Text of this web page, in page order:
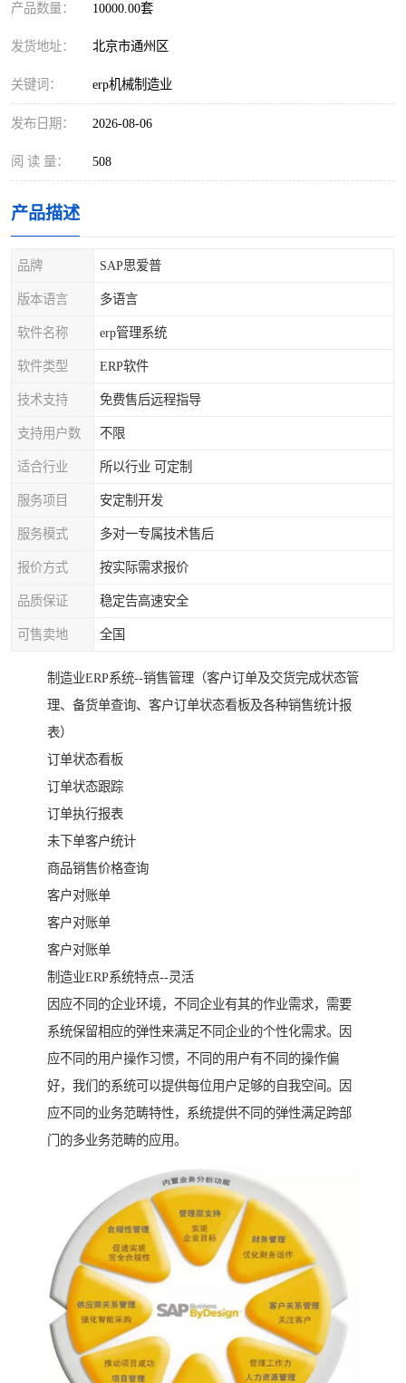
产品数量： 10000.00套
发货地址： 北京市通州区
关键词： erp机械制造业
发布日期： 2026-08-06
阅 读 量： 508
产品描述
品牌 SAP思爱普
版本语言 多语言
软件名称 erp管理系统
软件类型 ERP软件
技术支持 免费售后远程指导
支持用户数 不限
适合行业 所以行业 可定制
服务项目 安定制开发
服务模式 多对一专属技术售后
报价方式 按实际需求报价
品质保证 稳定告高速安全
可售卖地 全国
制造业ERP系统--销售管理（客户订单及交货完成状态管
理、备货单查询、客户订单状态看板及各种销售统计报
表）
订单状态看板
订单状态跟踪
订单执行报表
未下单客户统计
商品销售价格查询
客户对账单
客户对账单
客户对账单
制造业ERP系统特点--灵活
因应不同的企业环境，不同企业有其的作业需求，需要
系统保留相应的弹性来满足不同企业的个性化需求。因
应不同的用户操作习惯，不同的用户有不同的操作偏
好，我们的系统可以提供每位用户足够的自我空间。因
应不同的业务范畴特性，系统提供不同的弹性满足跨部
门的多业务范畴的应用。